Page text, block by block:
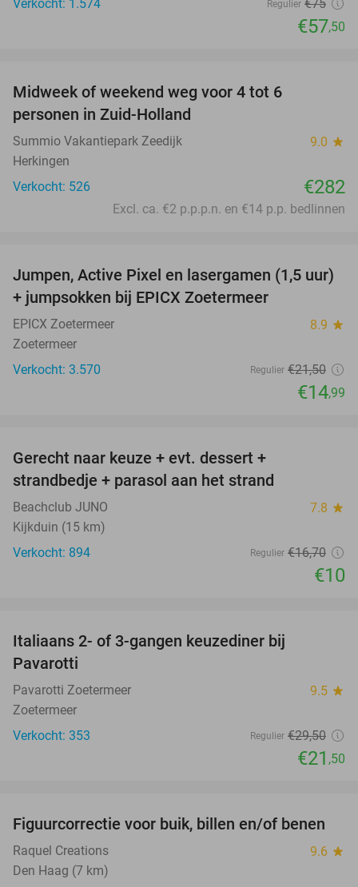
Verkocht: 1.574
Regulier €75
€57,50
Midweek of weekend weg voor 4 tot 6
personen in Zuid-Holland
Summio Vakantiepark Zeedijk 9.0 star
Herkingen
Verkocht: 526
€282
Excl. ca. €2 p.p.p.n. en €14 p.p. bedlinnen
30%
Jumpen, Active Pixel en lasergamen (1,5 uur)
+ jumpsokken bij EPICX Zoetermeer
EPICX Zoetermeer 8.9 star
Zoetermeer
Verkocht: 3.570
Regulier €21,50
€14,99
Gerecht naar keuze + evt. dessert +
strandbedje + parasol aan het strand
Beachclub JUNO 7.8 star
Kijkduin (15 km)
Verkocht: 894
Regulier €16,70
€10
Italiaans 2- of 3-gangen keuzediner bij
Pavarotti
Pavarotti Zoetermeer 9.5 star
Zoetermeer
Verkocht: 353
Regulier €29,50
€21 ,50
66%
Figuurcorrectie voor buik, billen en/of benen
Raquel Creations 9.6 star
Den Haag (7 km)